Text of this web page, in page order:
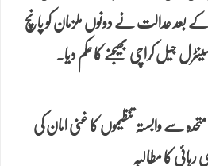
بعد عدالت نے دونوں ملزمان کو پانچ
جیل کراچی بھیجنے کا حکم دیا.
سے وابستہ تنظیموں کا غنی امان کی
رہائی کا مطالبہ